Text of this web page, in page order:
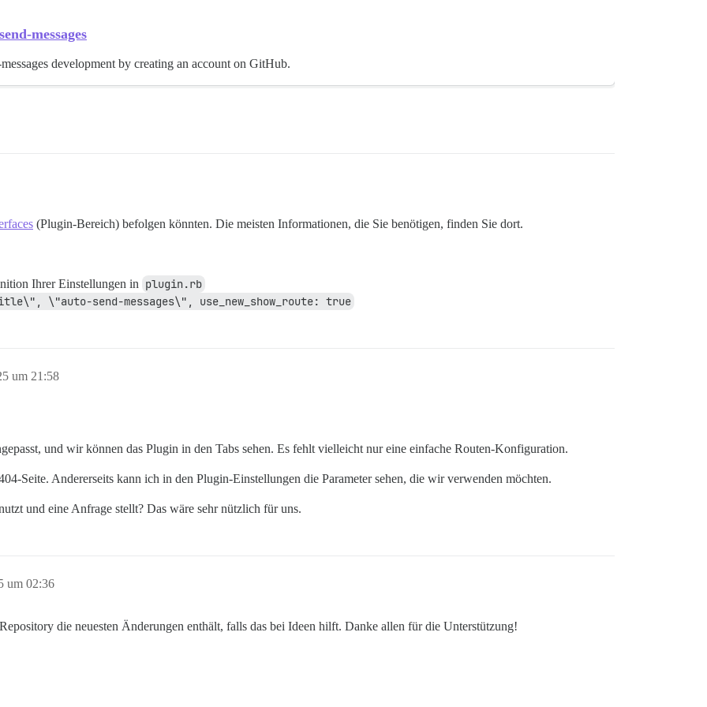
messages
development by creating an account on GitHub.
(Plugin-Bereich) befolgen könnten. Die meisten Informationen, die Sie benötigen, finden Sie dort.
Ihrer Einstellungen in plugin.rb
\"auto-send-messages\", use_new_show_route: true
um 21:58
und wir können das Plugin in den Tabs sehen. Es fehlt vielleicht nur eine einfache Routen-Konfiguration.
Seite. Andererseits kann ich in den Plugin-Einstellungen die Parameter sehen, die wir verwenden möchten.
und eine Anfrage stellt? Das wäre sehr nützlich für uns.
um 02:36
die neuesten Änderungen enthält, falls das bei Ideen hilft. Danke allen für die Unterstützung!